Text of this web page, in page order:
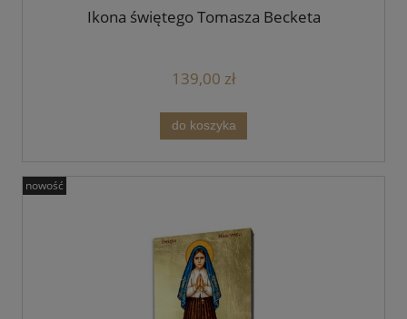
Ikona świętego Tomasza Becketa
139,00 zł
do koszyka
nowość